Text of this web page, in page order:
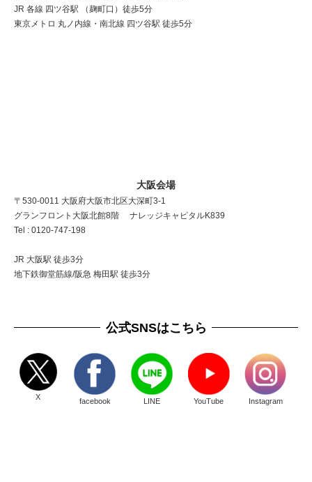
JR 各線 四ツ谷駅 （麹町口）徒歩5分
東京メトロ 丸ノ内線・南北線 四ツ谷駅 徒歩5分
大阪会場
〒530-0011 大阪府大阪市北区大深町3-1
グランフロント大阪北館8階 ナレッジキャピタルK839
Tel : 0120-747-198
JR 大阪駅 徒歩3分
地下鉄御堂筋線/阪急 梅田駅 徒歩3分
公式SNSはこちら
X facebook LINE YouTube Instagram